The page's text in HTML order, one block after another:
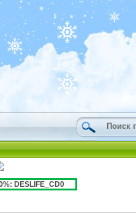
DESLIFE_CD0